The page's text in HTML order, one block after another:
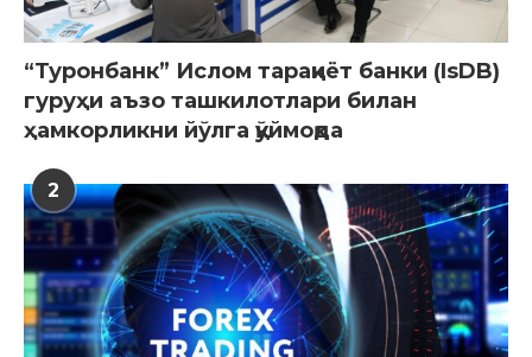
“Туронбанк” Ислом тараққиёт банки (IsDB)
гуруҳи аъзо ташкилотлари билан
ҳамкорликни йўлга қўймоқда
2